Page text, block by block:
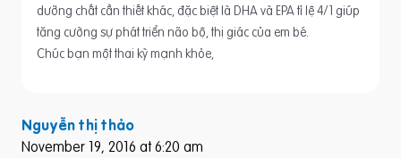
dưỡng chất cần thiết khác, đặc biệt là DHA và EPA tỉ lệ 4/1 giúp
tăng cường sự phát triển não bộ, thị giác của em bé.
Chúc bạn một thai kỳ mạnh khỏe,
Nguyễn thị thảo
November 19, 2016 at 6:20 am